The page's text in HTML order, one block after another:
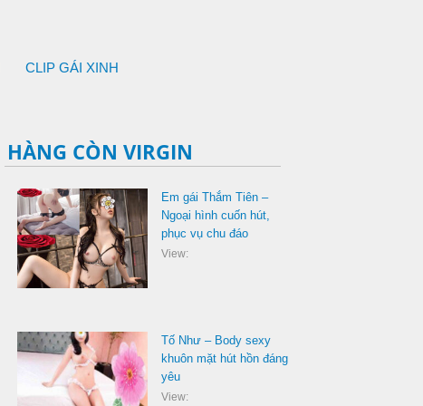
CLIP GÁI XINH
HÀNG CÒN VIRGIN
Em gái Thắm Tiên –
Ngoại hình cuốn hút,
phục vụ chu đáo
View:
Tố Như – Body sexy
khuôn mặt hút hồn đáng
yêu
View: